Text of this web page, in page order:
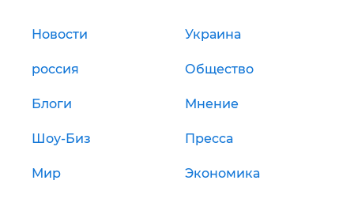
Новости Украина
россия Общество
Блоги Мнение
Шоу-Биз Пресса
Мир Экономика